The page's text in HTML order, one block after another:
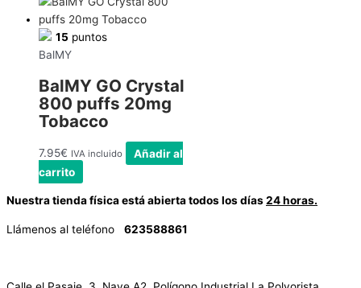
15 puntos
BalMY
BalMY GO Crystal
800 puffs 20mg
Tobacco
7.95€ IVA incluido
Añadir al
carrito
Nuestra tienda física está abierta todos los días24 horas.
Llámenos al teléfono 623588861